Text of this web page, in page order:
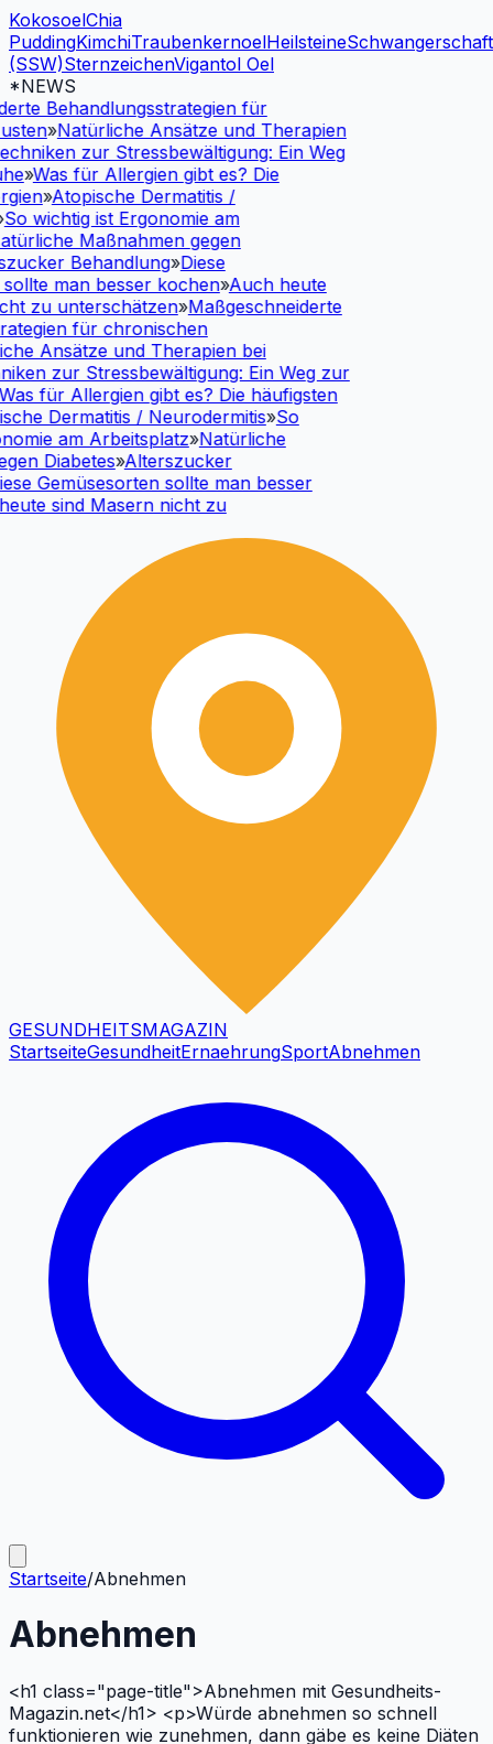
KokosoelChia
PuddingKimchiTraubenkernoelHeilsteine
(SSW)SternzeichenVigantol Oel
*NEWS
Behandlungsstrategien für
»Natürliche Ansätze und Therapien
zur Stressbewältigung: Ein Weg
»Was für Allergien gibt es? Die
»Atopische Dermatitis /
wichtig ist Ergonomie am
Maßnahmen gegen
Behandlung»Diese
man besser kochen»Auch heute
zu unterschätzen»Maßgeschneiderte
für chronischen
Ansätze und Therapien bei
zur Stressbewältigung: Ein Weg zur
für Allergien gibt es? Die häufigsten
Dermatitis / Neurodermitis»So
am Arbeitsplatz»Natürliche
Diabetes»Alterszucker
Gemüsesorten sollte man besser
sind Masern nicht zu
GESUNDHEITSMAGAZIN
StartseiteGesundheitErnaehrungSportAbnehmen
Startseite/Abnehmen
Abnehmen
<h1 class="page-title">Abnehmen mit Gesundheits-
Magazin.net</h1> <p>Würde abnehmen so schnell
funktionieren wie zunehmen, dann gäbe es keine Diäten